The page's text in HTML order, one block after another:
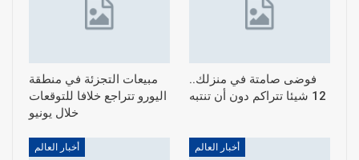
مبيعات التجزئة في منطقة
اليورو تتراجع خلافا للتوقعات
خلال يونيو
فوضى صامتة في منزلك..
12 شيئا تتراكم دون أن تنتبه
أخبار العالم أخبار العالم